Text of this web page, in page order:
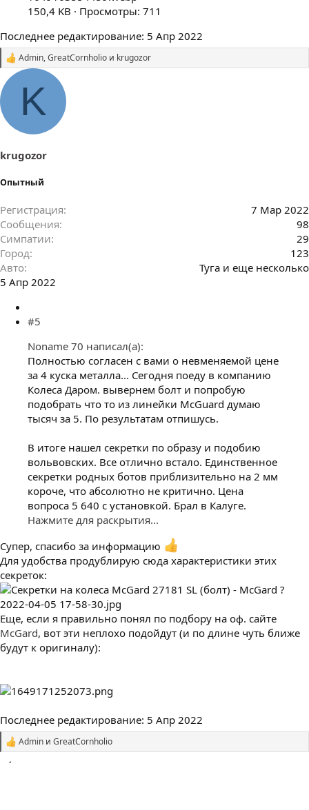
150,4 KB · Просмотры: 711
Последнее редактирование: 5 Апр 2022
С
м
т
и
Admin,GreatCornholio и krugozor
K
krugozor
Опытный
Регистрация
7 Мар 2022
Сообщения
98
Симпатии
29
Город
123
Авто
Туга и еще несколько
5 Апр 2022
#5
Noname 70 написал(а):
Полностью согласен с вами о невменяемой цене
за 4 куска металла... Сегодня поеду в компанию
Колеса Даром. вывернем болт и попробую
подобрать что то из линейки McGuard думаю
тысяч за 5. По результатам отпишусь.
В итоге нашел секретки по образу и подобию
вольвовских. Все отлично встало. Единственное
секретки родных ботов приблизительно на 2 мм
короче, что абсолютно не критично. Цена
вопроса 5 640 с установкой. Брал в Калуге.
Нажмите для раскрытия...
Супер, спасибо за информацию
Для удобства продублирую сюда характеристики этих
секреток:
Еще, если я правильно понял по подбору на оф. сайте
McGard, вот эти неплохо подойдут (и по длине чуть ближе
будут к оригиналу):
Последнее редактирование: 5 Апр 2022
С
Admin и GreatCornholio